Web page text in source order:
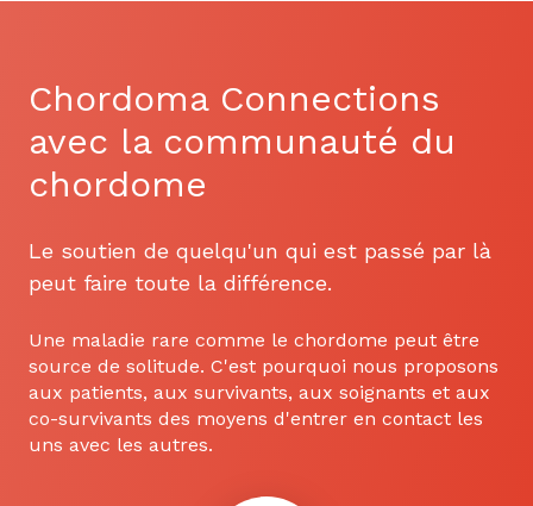
Chordoma Connections
avec la communauté du
chordome
Le soutien de quelqu'un qui est passé par là
peut faire toute la différence.
Une maladie rare comme le chordome peut être
source de solitude. C'est pourquoi nous proposons
aux patients, aux survivants, aux soignants et aux
co-survivants des moyens d'entrer en contact les
uns avec les autres.